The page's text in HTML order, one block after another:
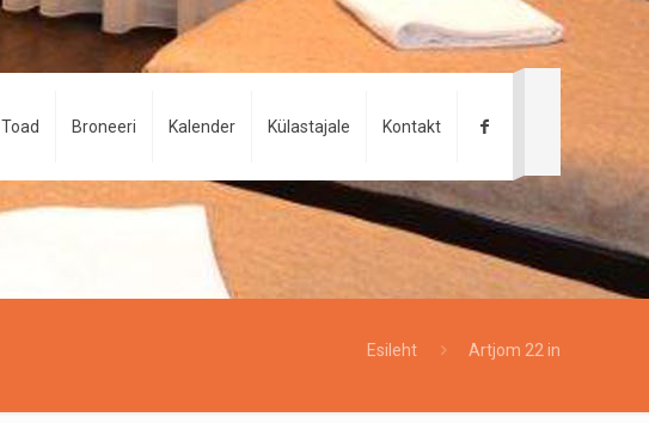
Toad Broneeri Kalender Külastajale Kontakt
Esileht Artjom 22 in